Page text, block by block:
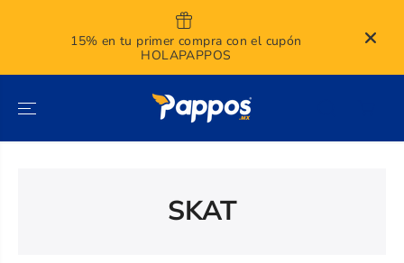
15% en tu primer compra con el cupón
HOLAPAPPOS
SKAT